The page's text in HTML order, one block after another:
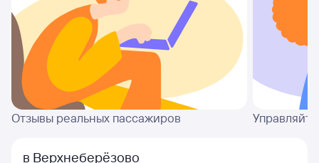
Отзывы реальных пассажиров
в Верхнеберёзово